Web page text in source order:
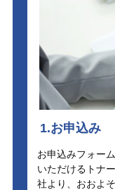
1.お申込み
お申込みフォー
いただけるトナ
社より、おおよ